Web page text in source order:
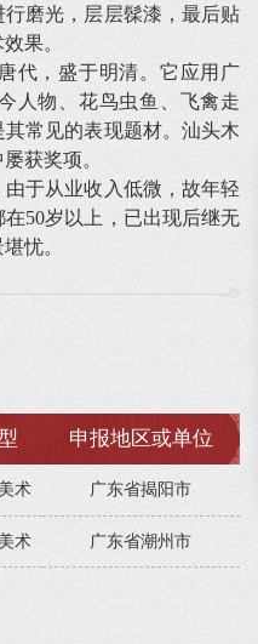
行磨光，层层髹漆，最后贴
果。
，盛于明清。它应用广
人物、花鸟虫鱼、飞禽走
常见的表现题材。汕头木
获奖项。
于从业收入低微，故年轻
50岁以上，已出现后继无
忧。
申报地区或单位
术 广东省揭阳市
术 广东省潮州市